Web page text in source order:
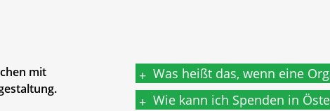
mit
+ Was heißt das, wenn eine
+ Wie kann ich Spenden in